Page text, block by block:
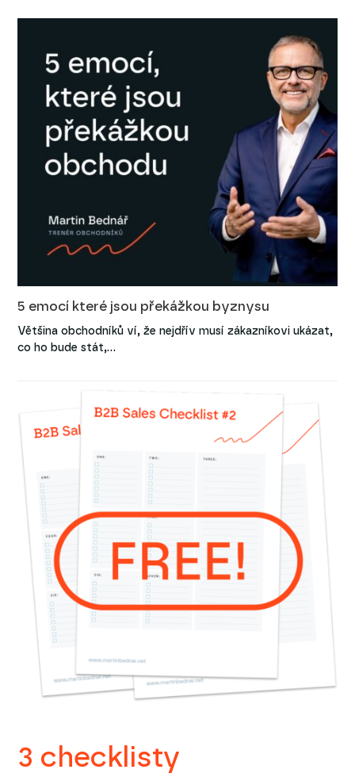
5 emocí které jsou překážkou byznysu
Většina obchodníků ví, že nejdřív musí zákazníkovi ukázat,
co ho bude stát,…
3 checklisty